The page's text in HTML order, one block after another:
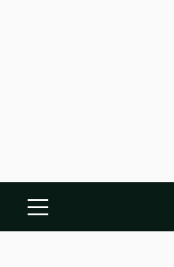
Primary
Menu